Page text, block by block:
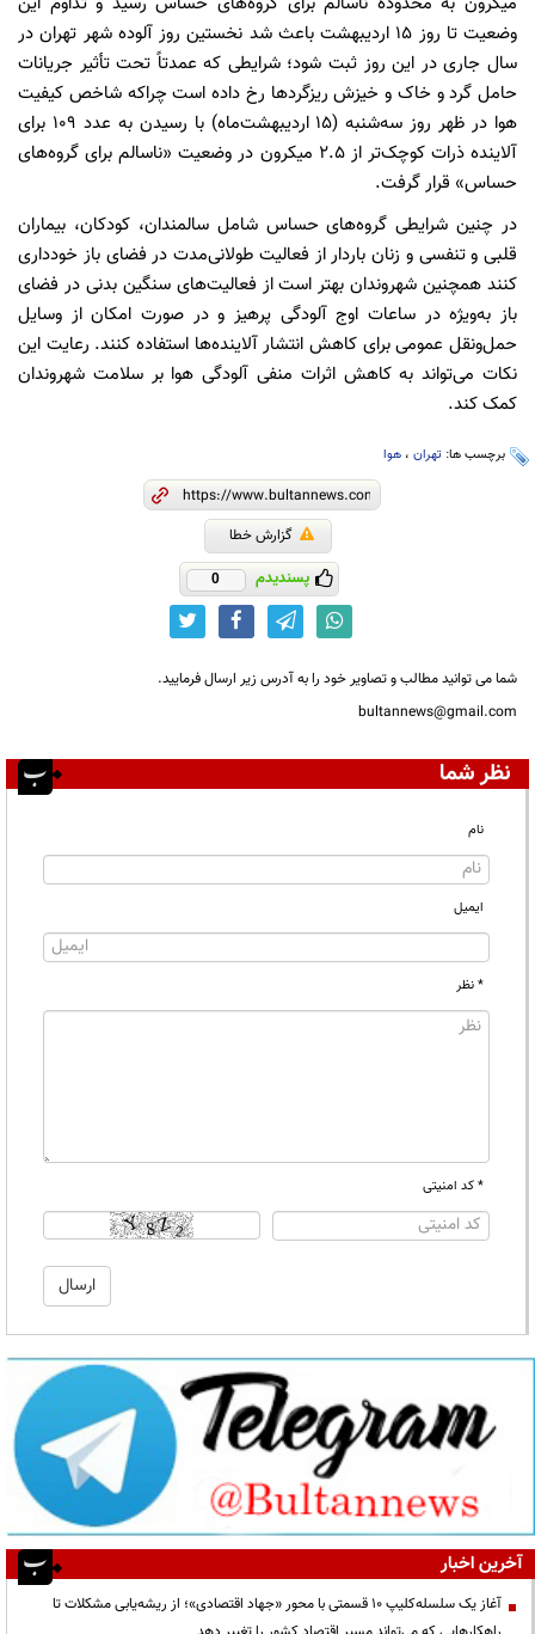
وضعیت تا روز ۱۵ اردیبهشت باعث شد نخستین روز آلوده شهر تهران در
سال جاری در این روز ثبت شود؛ شرایطی که عمدتاً تحت تأثیر جریانات
حامل گرد و خاک و خیزش ریزگردها رخ داده است چراکه شاخص کیفیت
هوا در ظهر روز سه‌شنبه (۱۵ اردیبهشت‌ماه) با رسیدن به عدد ۱۰۹ برای
آلاینده ذرات کوچک‌تر از ۲.۵ میکرون در وضعیت «ناسالم برای گروه‌های
حساس» قرار گرفت.
در چنین شرایطی گروه‌های حساس شامل سالمندان، کودکان، بیماران
قلبی و تنفسی و زنان باردار از فعالیت طولانی‌مدت در فضای باز خودداری
کنند همچنین شهروندان بهتر است از فعالیت‌های سنگین بدنی در فضای
باز به‌ویژه در ساعات اوج آلودگی پرهیز و در صورت امکان از وسایل
حمل‌ونقل عمومی برای کاهش انتشار آلاینده‌ها استفاده کنند. رعایت این
نکات می‌تواند به کاهش اثرات منفی آلودگی هوا بر سلامت شهروندان
کمک کند.
برچسب ها: تهران ، هوا
گزارش خطا
پسندیدم 0
شما می توانید مطالب و تصاویر خود را به آدرس زیر ارسال فرمایید.
bultannews@gmail.com
نظر شما
نام
ایمیل
* نظر
* کد امنیتی
آخرین اخبار
آغاز یک سلسله‌کلیپ ۱۰ قسمتی با محور «جهاد اقتصادی»؛ از ریشه‌یابی مشکلات تا